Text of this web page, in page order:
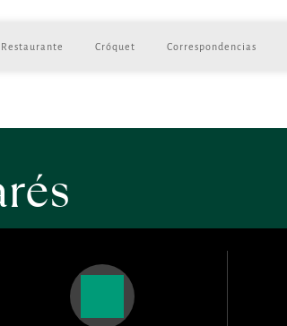
Restaurante Cróquet Correspondencias